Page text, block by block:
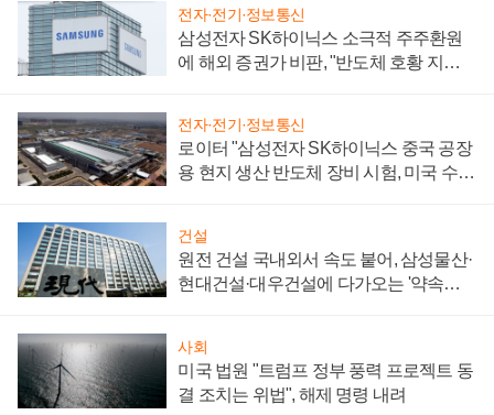
전자·전기·정보통신
삼성전자 SK하이닉스 소극적 주주환원
에 해외 증권가 비판, "반도체 호황 지속
전자·전기·정보통신
로이터 "삼성전자 SK하이닉스 중국 공장
용 현지 생산 반도체 장비 시험, 미국 수출
건설
원전 건설 국내외서 속도 붙어, 삼성물산·
현대건설·대우건설에 다가오는 '약속의
사회
미국 법원 "트럼프 정부 풍력 프로젝트 동
결 조치는 위법", 해제 명령 내려